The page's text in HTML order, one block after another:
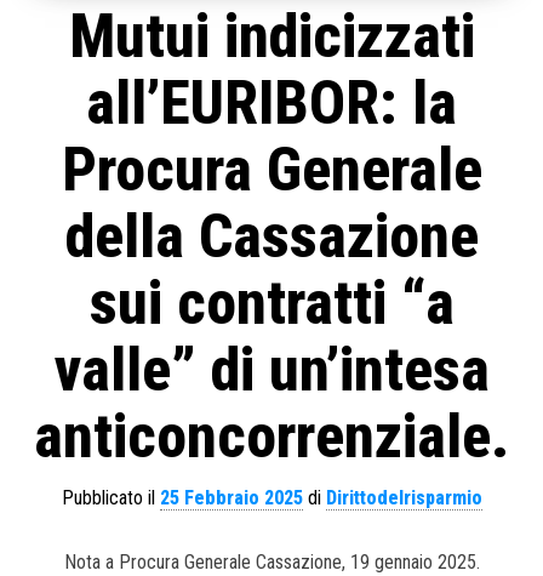
Mutui indicizzati
all’EURIBOR: la
Procura Generale
della Cassazione
sui contratti “a
valle” di un’intesa
anticoncorrenziale.
Pubblicato il 25 Febbraio 2025di Dirittodelrisparmio
Nota a Procura Generale Cassazione, 19 gennaio 2025.